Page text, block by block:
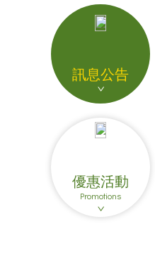
訊息公告
優惠活動
Promotions